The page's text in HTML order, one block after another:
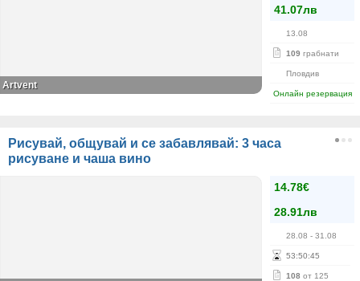
41.07лв
13.08
109 грабнати
Пловдив
Онлайн резервация
Artvent
Рисувай, общувай и се забавлявай: 3 часа
рисуване и чаша вино
14.78€
28.91лв
28.08 - 31.08
53:50:44
108 от 125